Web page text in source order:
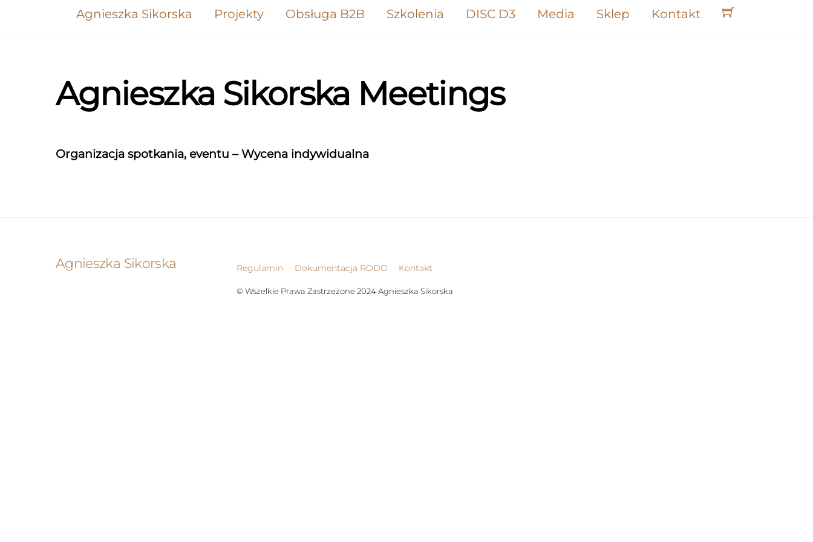
Agnieszka Sikorska Projekty Obsługa B2B Szkolenia DISC D3 Media Sklep Kontakt
Agnieszka Sikorska Meetings
Organizacja spotkania, eventu – Wycena indywidualna
Top
Agnieszka Sikorska Regulamin Dokumentacja RODO Kontakt
© Wszelkie Prawa Zastrzeżone 2024 Agnieszka Sikorska